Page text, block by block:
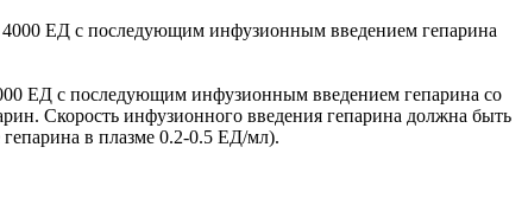
4000 ЕД с последующим инфузионным введением гепарина
ЕД с последующим инфузионным введением гепарина со
Скорость инфузионного введения гепарина должна быть
в плазме 0.2-0.5 ЕД/мл).